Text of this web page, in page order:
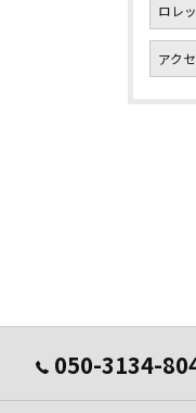
ロレ
アク
050-3134-